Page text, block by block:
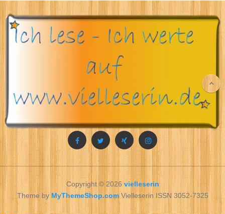
Copyright © 2026vielleserin
Theme by MyThemeShop.comVielleserin ISSN 3052-7325